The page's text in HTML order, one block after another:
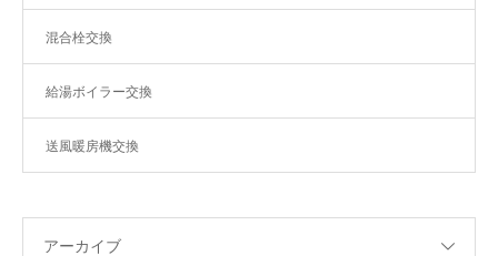
混合栓交換
給湯ボイラー交換
送風暖房機交換
アーカイブ